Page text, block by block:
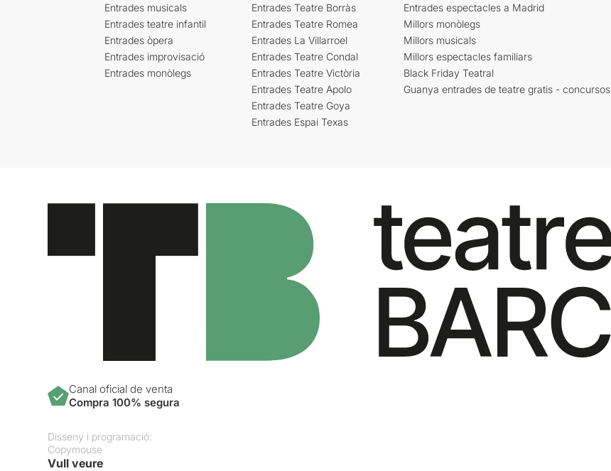
Entrades musicals
Entrades teatre infantil
Entrades òpera
Entrades improvisació
Entrades monòlegs
Entrades Teatre Borràs
Entrades Teatre Romea
Entrades La Villarroel
Entrades Teatre Condal
Entrades Teatre Victòria
Entrades Teatre Apolo
Entrades Teatre Goya
Entrades Espai Texas
Entrades espectacles a Madrid
Millors monòlegs
Millors musicals
Millors espectacles familiars
Black Friday Teatral
Guanya entrades de teatre gratis - concursos
Canal oficial de venta
Compra 100% segura
Disseny i programació:
Copymouse
Vull veure